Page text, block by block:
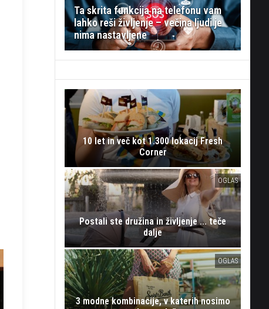
Ta skrita funkcija na telefonu vam
lahko reši življenje – večina ljudi je
nima nastavljene
10 let in več kot 1.300 lokacij Fresh
Corner
OGLAS
Postali ste družina in življenje ... teče
dalje
OGLAS
3 modne kombinacije, v katerih nosimo